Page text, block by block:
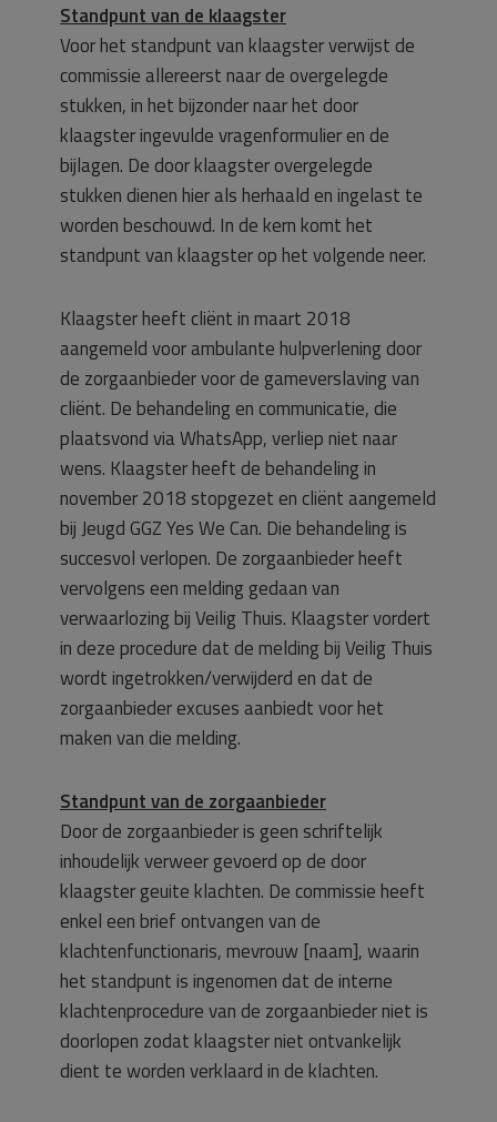
Standpunt van de klaagster
Voor het standpunt van klaagster verwijst de
commissie allereerst naar de overgelegde
stukken, in het bijzonder naar het door
klaagster ingevulde vragenformulier en de
bijlagen. De door klaagster overgelegde
stukken dienen hier als herhaald en ingelast te
worden beschouwd. In de kern komt het
standpunt van klaagster op het volgende neer.
Klaagster heeft cliënt in maart 2018
aangemeld voor ambulante hulpverlening door
de zorgaanbieder voor de gameverslaving van
cliënt. De behandeling en communicatie, die
plaatsvond via WhatsApp, verliep niet naar
wens. Klaagster heeft de behandeling in
november 2018 stopgezet en cliënt aangemeld
bij Jeugd GGZ Yes We Can. Die behandeling is
succesvol verlopen. De zorgaanbieder heeft
vervolgens een melding gedaan van
verwaarlozing bij Veilig Thuis. Klaagster vordert
in deze procedure dat de melding bij Veilig Thuis
wordt ingetrokken/verwijderd en dat de
zorgaanbieder excuses aanbiedt voor het
maken van die melding.
Standpunt van de zorgaanbieder
Door de zorgaanbieder is geen schriftelijk
inhoudelijk verweer gevoerd op de door
klaagster geuite klachten. De commissie heeft
enkel een brief ontvangen van de
klachtenfunctionaris, mevrouw [naam], waarin
het standpunt is ingenomen dat de interne
klachtenprocedure van de zorgaanbieder niet is
doorlopen zodat klaagster niet ontvankelijk
dient te worden verklaard in de klachten.